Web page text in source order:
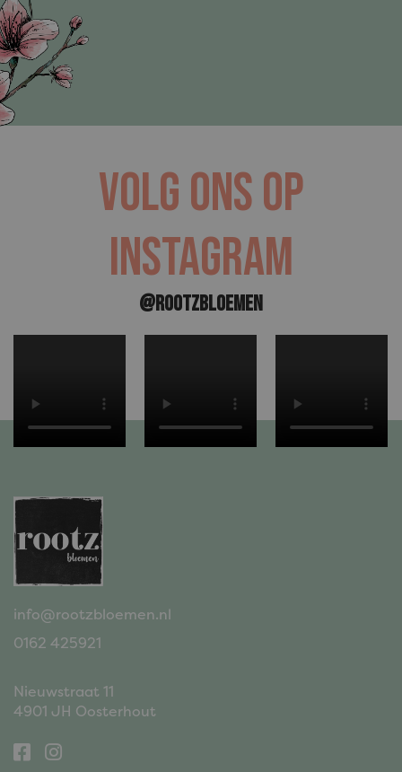
VOLG ONS OP
INSTAGRAM
@ROOTZBLOEMEN
info@rootzbloemen.nl
0162 425921
Nieuwstraat 11
4901 JH Oosterhout